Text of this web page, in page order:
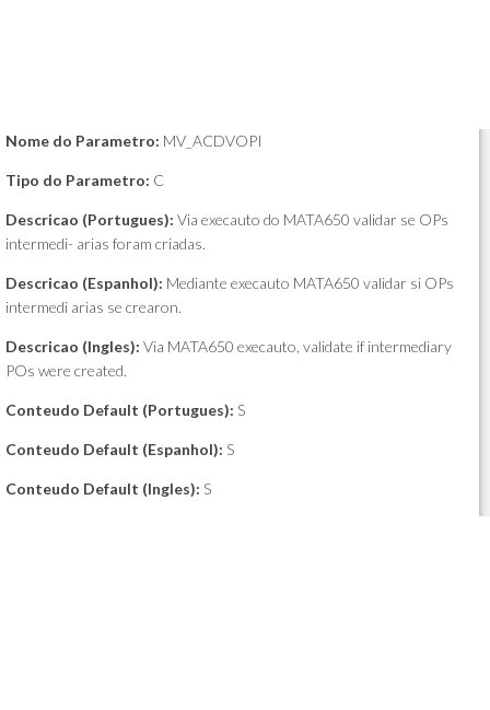
Nome do Parametro: MV_ACDVOPI
Tipo do Parametro: C
Descricao (Portugues): Via execauto do MATA650 validar se OPs
intermedi- arias foram criadas.
Descricao (Espanhol): Mediante execauto MATA650 validar si OPs
intermedi arias se crearon.
Descricao (Ingles): Via MATA650 execauto, validate if intermediary
POs were created.
Conteudo Default (Portugues): S
Conteudo Default (Espanhol): S
Conteudo Default (Ingles): S